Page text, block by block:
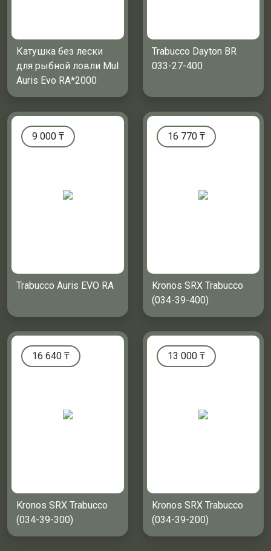
Катушка без лески
для рыбной ловли Mul
Auris Evo RA*2000
Trabucco Dayton BR
033-27-400
9 000 ₸
Trabucco Auris EVO RA
16 770 ₸
Kronos SRX Trabucco
(034-39-400)
16 640 ₸
Kronos SRX Trabucco
(034-39-300)
13 000 ₸
Kronos SRX Trabucco
(034-39-200)